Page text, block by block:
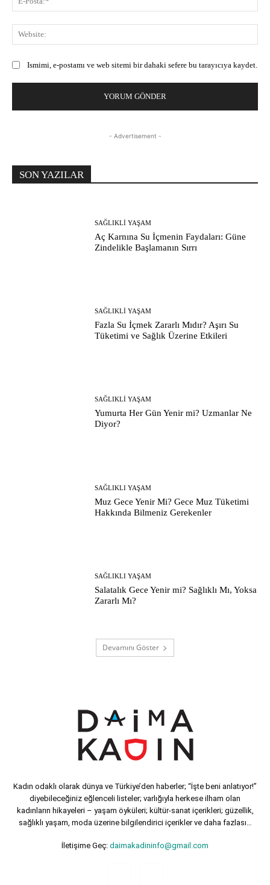
Ismimi, e-postamı ve web sitemi bir dahaki sefere bu tarayıcıya kaydet.
- Advertisement -
SON YAZILAR
SAĞLIKLI YAŞAM
Aç Karnına Su İçmenin Faydaları: Güne
Zindelikle Başlamanın Sırrı
SAĞLIKLI YAŞAM
Fazla Su İçmek Zararlı Mıdır? Aşırı Su
Tüketimi ve Sağlık Üzerine Etkileri
SAĞLIKLI YAŞAM
Yumurta Her Gün Yenir mi? Uzmanlar Ne
Diyor?
SAĞLIKLI YAŞAM
Muz Gece Yenir Mi? Gece Muz Tüketimi
Hakkında Bilmeniz Gerekenler
SAĞLIKLI YAŞAM
Salatalık Gece Yenir mi? Sağlıklı Mı, Yoksa
Zararlı Mı?
Devamını Göster
Kadın odaklı olarak dünya ve Türkiye’den haberler; “İşte beni anlatıyor!”
diyebileceğiniz eğlenceli listeler; varlığıyla herkese ilham olan
kadınların hikayeleri – yaşam öyküleri; kültür-sanat içerikleri; güzellik,
sağlıklı yaşam, moda üzerine bilgilendirici içerikler ve daha fazlası…
İletişime Geç: daimakadininfo@gmail.com